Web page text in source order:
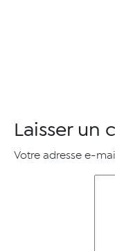
Laisser un
Votre adresse e-